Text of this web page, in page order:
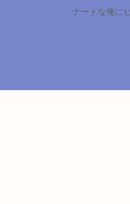
ナードな俺に